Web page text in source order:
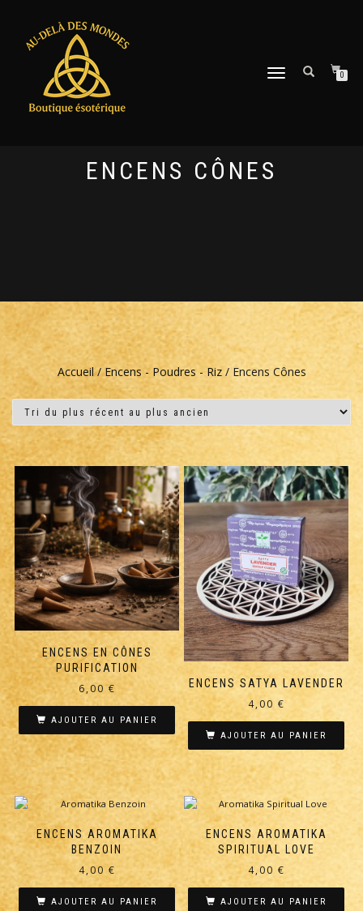
DÉPLIER
0
ENCENS CÔNES
Accueil/Encens - Poudres - Riz/ Encens Cônes
ENCENS EN CÔNES
PURIFICATION
6,00€
AJOUTER AU PANIER
ENCENS SATYA LAVENDER
4,00 €
AJOUTER AU PANIER
ENCENS AROMATIKA
BENZOIN
4,00 €
AJOUTER AU PANIER
ENCENS AROMATIKA
SPIRITUAL LOVE
4,00 €
AJOUTER AU PANIER